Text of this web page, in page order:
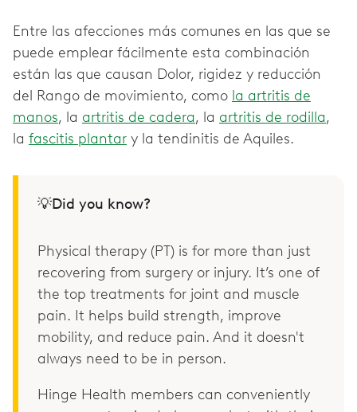
Entre las afecciones más comunes en las que se
puede emplear fácilmente esta combinación
están las que causan Dolor, rigidez y reducción
del Rango de movimiento, como la artritis de
manos, la artritis de cadera, la artritis de rodilla,
la fascitis plantar y la tendinitis de Aquiles.
💡Did you know?
Physical therapy (PT) is for more than just
recovering from surgery or injury. It’s one of
the top treatments for joint and muscle
pain. It helps build strength, improve
mobility, and reduce pain. And it doesn't
always need to be in person.
Hinge Health members can conveniently